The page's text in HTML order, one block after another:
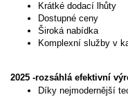
Krátké dodací lhůty
Dostupné ceny
Široká nabídka
Komplexní služby v
2025 -rozsáhlá efektivní
Díky nejmodernější